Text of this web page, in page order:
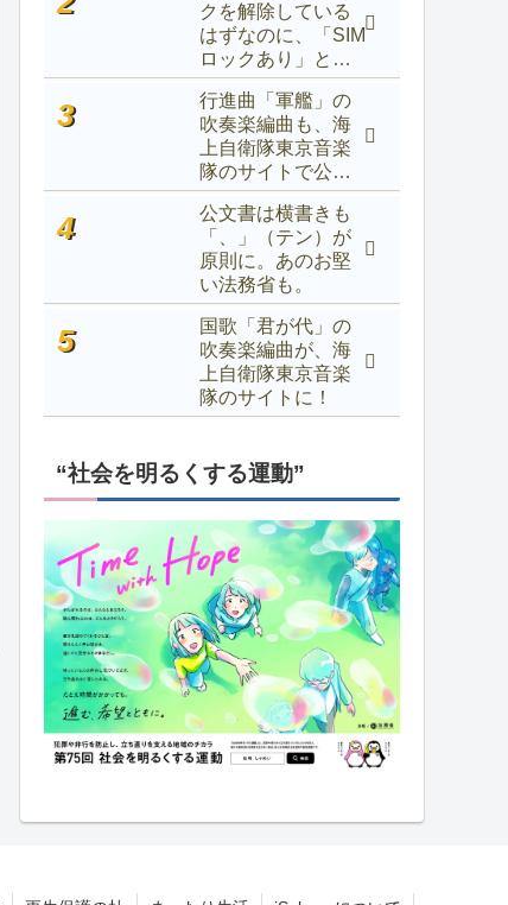
クを解除している
はずなのに、「SIM
ロックあり」と表
示されるときの対
処法
行進曲「軍艦」の
吹奏楽編曲も、海
上自衛隊東京音楽
隊のサイトで公開
中！
公文書は横書きも
「、」（テン）が
原則に。あのお堅
い法務省も。
国歌「君が代」の
吹奏楽編曲が、海
上自衛隊東京音楽
隊のサイトに！
“社会を明るくする運動”